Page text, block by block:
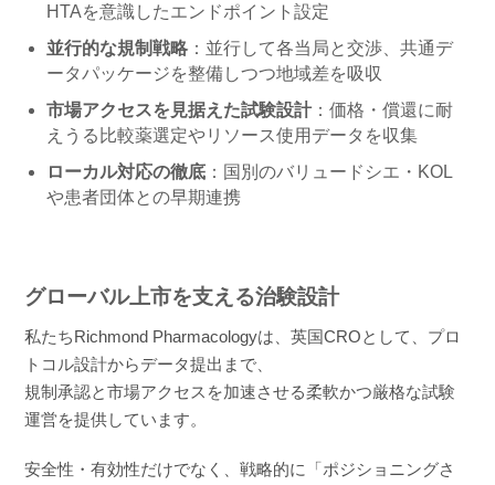
HTAを意識したエンドポイント設定
並行的な規制戦略 ：並行して各当局と交渉、共通デ
ータパッケージを整備しつつ地域差を吸収
市場アクセスを見据えた試験設計：価格・償還に耐
えうる比較薬選定やリソース使用データを収集
ローカル対応の徹底 ：国別のバリュードシエ・KOL
や患者団体との早期連携
グローバル上市を支える治験設計
私たちRichmond Pharmacologyは、英国CROとして、プロ
トコル設計からデータ提出まで、
規制承認と市場アクセスを加速させる柔軟かつ厳格な試験
運営を提供しています。
安全性・有効性だけでなく、戦略的に「ポジショニングさ